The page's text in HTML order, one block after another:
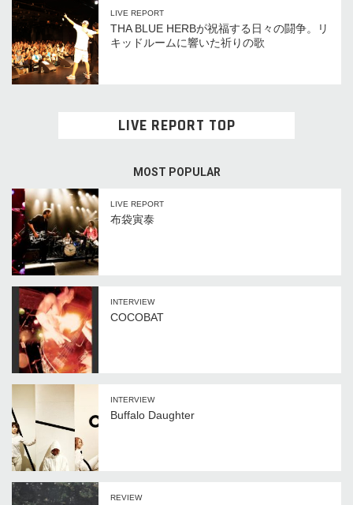
LIVE REPORT
THA BLUE HERBが祝福する日々の闘争。リ
キッドルームに響いた祈りの歌
LIVE REPORT TOP
MOST POPULAR
LIVE REPORT
布袋寅泰
INTERVIEW
COCOBAT
INTERVIEW
Buffalo Daughter
REVIEW